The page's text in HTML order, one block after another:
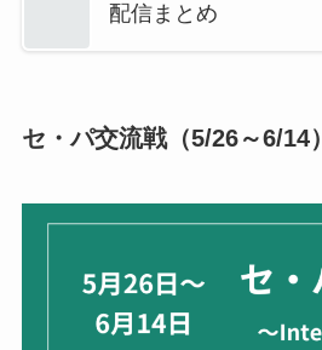
配信まとめ
セ・パ交流戦（5/26～6/14）